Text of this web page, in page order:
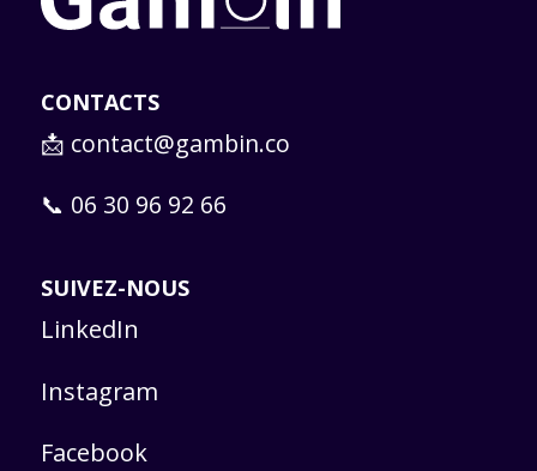
CONTACTS
📩 contact@gambin.co
📞 06 30 96 92 66
SUIVEZ-NOUS
LinkedIn
Instagram
Facebook